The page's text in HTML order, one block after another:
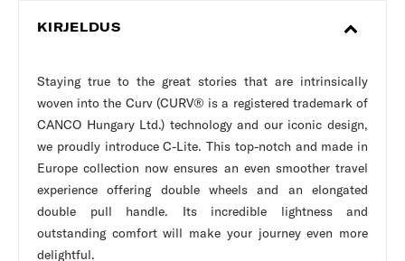
KIRJELDUS
Staying true to the great stories that are intrinsically
woven into the Curv (CURV® is a registered trademark of
CANCO Hungary Ltd.) technology and our iconic design,
we proudly introduce C-Lite. This top-notch and made in
Europe collection now ensures an even smoother travel
experience offering double wheels and an elongated
double pull handle. Its incredible lightness and
outstanding comfort will make your journey even more
delightful.